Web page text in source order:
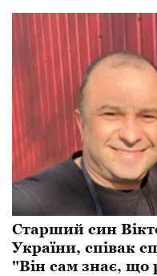
Старший син
України, співак
"Він сам знає, що